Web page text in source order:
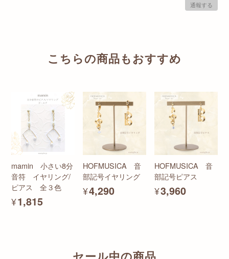
通報する
こちらの商品もおすすめ
mamin 小さい8分
音符 イヤリング/
ピアス 全３色
¥1,815
HOFMUSICA 音
部記号イヤリング
¥4,290
HOFMUSICA 音
部記号ピアス
¥3,960